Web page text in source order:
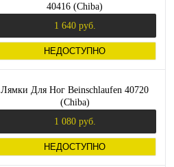
40416 (Chiba)
1 640 руб.
НЕДОСТУПНО
Лямки Для Ног Beinschlaufen 40720
(Chiba)
1 080 руб.
НЕДОСТУПНО